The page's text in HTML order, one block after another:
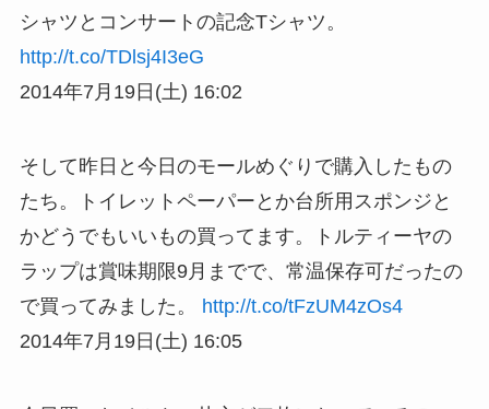
シャツとコンサートの記念Tシャツ。
http://t.co/TDlsj4I3eG
2014年7月19日(土) 16:02
そして昨日と今日のモールめぐりで購入したもの
たち。トイレットペーパーとか台所用スポンジと
かどうでもいいもの買ってます。トルティーヤの
ラップは賞味期限9月までで、常温保存可だったの
で買ってみました。
http://t.co/tFzUM4zOs4
2014年7月19日(土) 16:05